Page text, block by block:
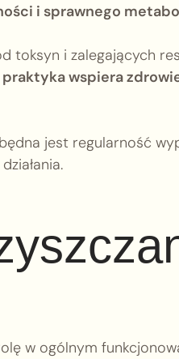
i sprawnego
toksyn i zalegających
praktyka wspiera
jest regularność
w ogólnym